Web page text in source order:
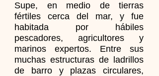
REGISTRATE YA!
Supe, en medio de tierras
fértiles cerca del mar, y fue
habitada por hábiles
pescadores, agricultores y
marinos expertos. Entre sus
muchas estructuras de ladrillos
de barro y plazas circulares,